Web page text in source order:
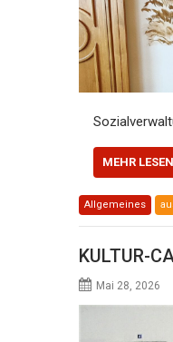
MEHR LESEN
Allgemeines
KULTUR-
Mai 28, 2026